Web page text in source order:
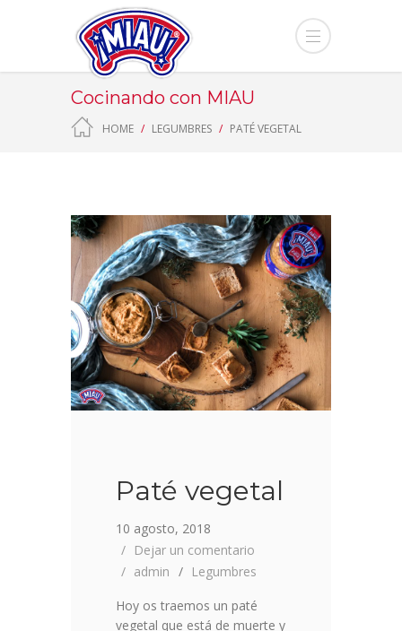
Cocinando con MIAU
HOME LEGUMBRES PATÉ VEGETAL
Paté vegetal
10 agosto, 2018
Dejar un comentario
admin
Legumbres
Hoy os traemos un paté
vegetal que está de muerte y